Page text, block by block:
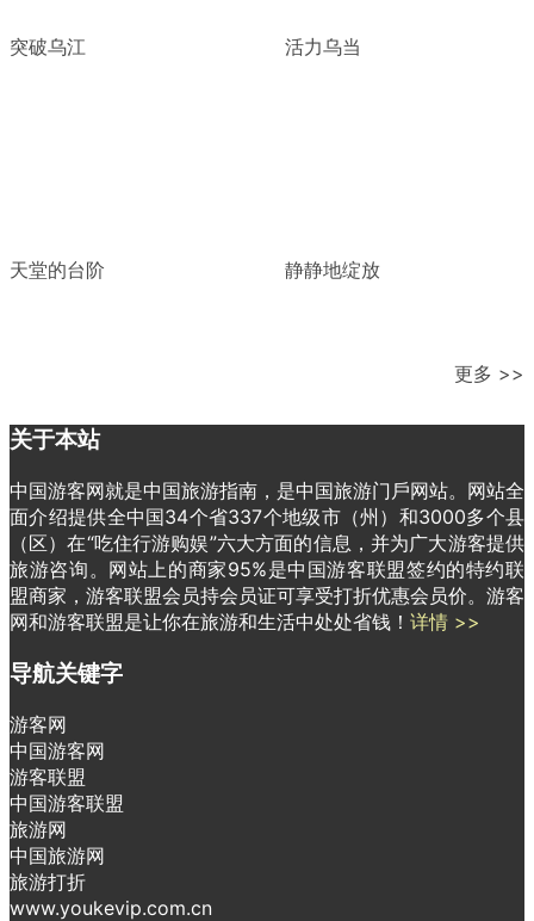
突破乌江 活力乌当
天堂的台阶 静静地绽放
更多 >>
关于本站
中国游客网就是中国旅游指南，是中国旅游门戶网站。网站全
面介绍提供全中国34个省337个地级市（州）和3000多个县
（区）在“吃住行游购娱”六大方面的信息，并为广大游客提供
旅游咨询。网站上的商家95%是中国游客联盟签约的特约联
盟商家，游客联盟会员持会员证可享受打折优惠会员价。游客
网和游客联盟是让你在旅游和生活中处处省钱！ 详情 >>
导航关键字
游客网
中国游客网
游客联盟
中国游客联盟
旅游网
中国旅游网
旅游打折
www.youkevip.com.cn